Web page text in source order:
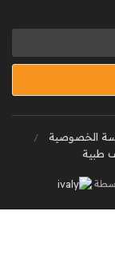
الخصوصية
طبية